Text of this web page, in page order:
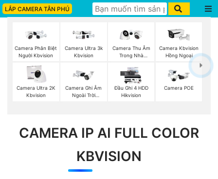
LẮP CAMERA TÂN PHÚ
Camera Phân Biệt
Người Kbvision
Camera Ultra 3k
Kbvision
Camera Thu Âm
Trong Nhà
Camera Kbvision
Hồng Ngoại
Camera Ultra 2K
Kbvision
Camera Ghi Âm
Ngoài Trời
Đầu Ghi 4 HDD
Hikvision
Camera POE
CAMERA IP AI FULL COLOR
KBVISION